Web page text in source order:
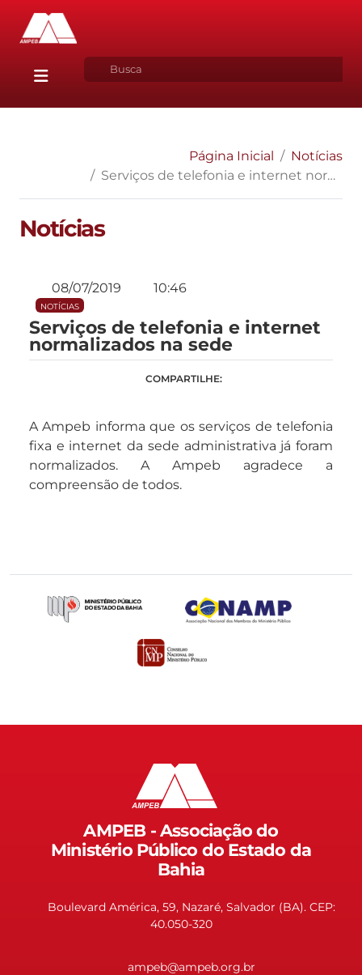
Página Inicial
Notícias
Serviços de telefonia e internet normalizados na sede
Notícias
08/07/2019 10:46
NOTÍCIAS
Serviços de telefonia e internet
normalizados na sede
COMPARTILHE:
A Ampeb informa que os serviços de telefonia
fixa e internet da sede administrativa já foram
normalizados. A Ampeb agradece a
compreensão de todos.
AMPEB - Associação do
Ministério Público do Estado da
Bahia
Boulevard América, 59, Nazaré, Salvador (BA). CEP:
40.050-320
ampeb@ampeb.org.br